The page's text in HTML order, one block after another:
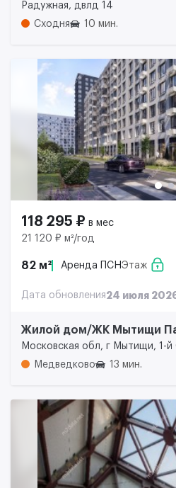
Радужная, двлд 14
Сходня
10 мин.
118 295 ₽ в мес
21 120 ₽ м²/год
82 м² Аренда ПСНЭтаж
Дата обновления24 июля
Жилой дом/ЖК Мытищи
Московская обл, г Мытищи, 1-й
Медведково
13 мин.